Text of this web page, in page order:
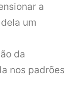
a
um
da
nos padrões